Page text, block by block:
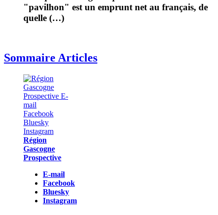
"pavilhon" est un emprunt net au français, de
quelle (…)
Sommaire Articles
Région
Gascogne
Prospective
E-mail
Facebook
Bluesky
Instagram